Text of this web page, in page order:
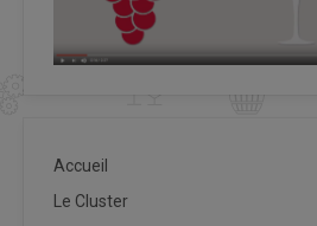
Accueil
Le Cluster